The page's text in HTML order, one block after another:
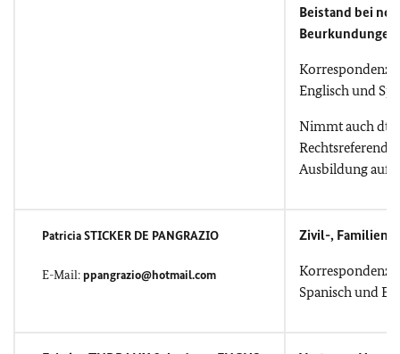
Beistand bei
Beurkundungen
Korrespondenz
Englisch und
Nimmt auch dt.
Ausbildung auf.
Patricia STICKER DE PANGRAZIO
E-Mail:ppangrazio@hotmail.com
Zivil-, Familien-
Korrespondenz
Spanisch und